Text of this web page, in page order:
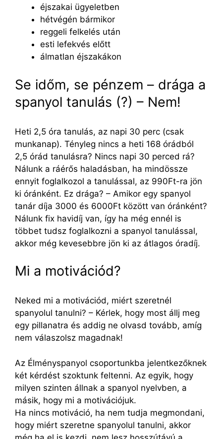
éjszakai ügyeletben
hétvégén bármikor
reggeli felkelés után
esti lefekvés előtt
álmatlan éjszakákon
Se időm, se pénzem – drága a
spanyol tanulás (?) – Nem!
Heti 2,5 óra tanulás, az napi 30 perc (csak
munkanap). Tényleg nincs a heti 168 órádból
2,5 órád tanulásra? Nincs napi 30 perced rá?
Nálunk a ráérős haladásban, ha mindössze
ennyit foglalkozol a tanulással, az 990Ft-ra jön
ki óránként. Ez drága? – Amikor egy spanyol
tanár díja 3000 és 6000Ft között van óránként?
Nálunk fix havidíj van, így ha még ennél is
többet tudsz foglalkozni a spanyol tanulással,
akkor még kevesebbre jön ki az átlagos óradíj.
Mi a motivációd?
Neked mi a motivációd, miért szeretnél
spanyolul tanulni? – Kérlek, hogy most állj meg
egy pillanatra és addig ne olvasd tovább, amíg
nem válaszolsz magadnak!
Az Élményspanyol csoportunkba jelentkezőknek
két kérdést szoktunk feltenni. Az egyik, hogy
milyen szinten állnak a spanyol nyelvben, a
másik, hogy mi a motivációjuk.
Ha nincs motiváció, ha nem tudja megmondani,
hogy miért szeretne spanyolul tanulni, akkor